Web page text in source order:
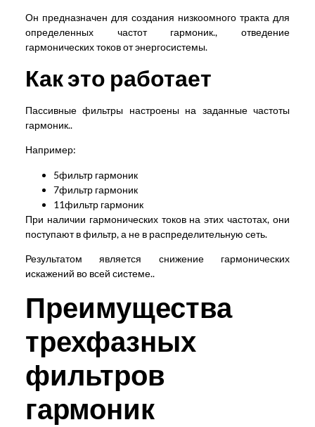
Он предназначен для создания низкоомного тракта для
определенных частот гармоник., отведение
гармонических токов от энергосистемы.
Как это работает
Пассивные фильтры настроены на заданные частоты
гармоник..
Например:
5фильтр гармоник
7фильтр гармоник
11фильтр гармоник
При наличии гармонических токов на этих частотах, они
поступают в фильтр, а не в распределительную сеть.
Результатом является снижение гармонических
искажений во всей системе..
Преимущества
трехфазных
фильтров
гармоник